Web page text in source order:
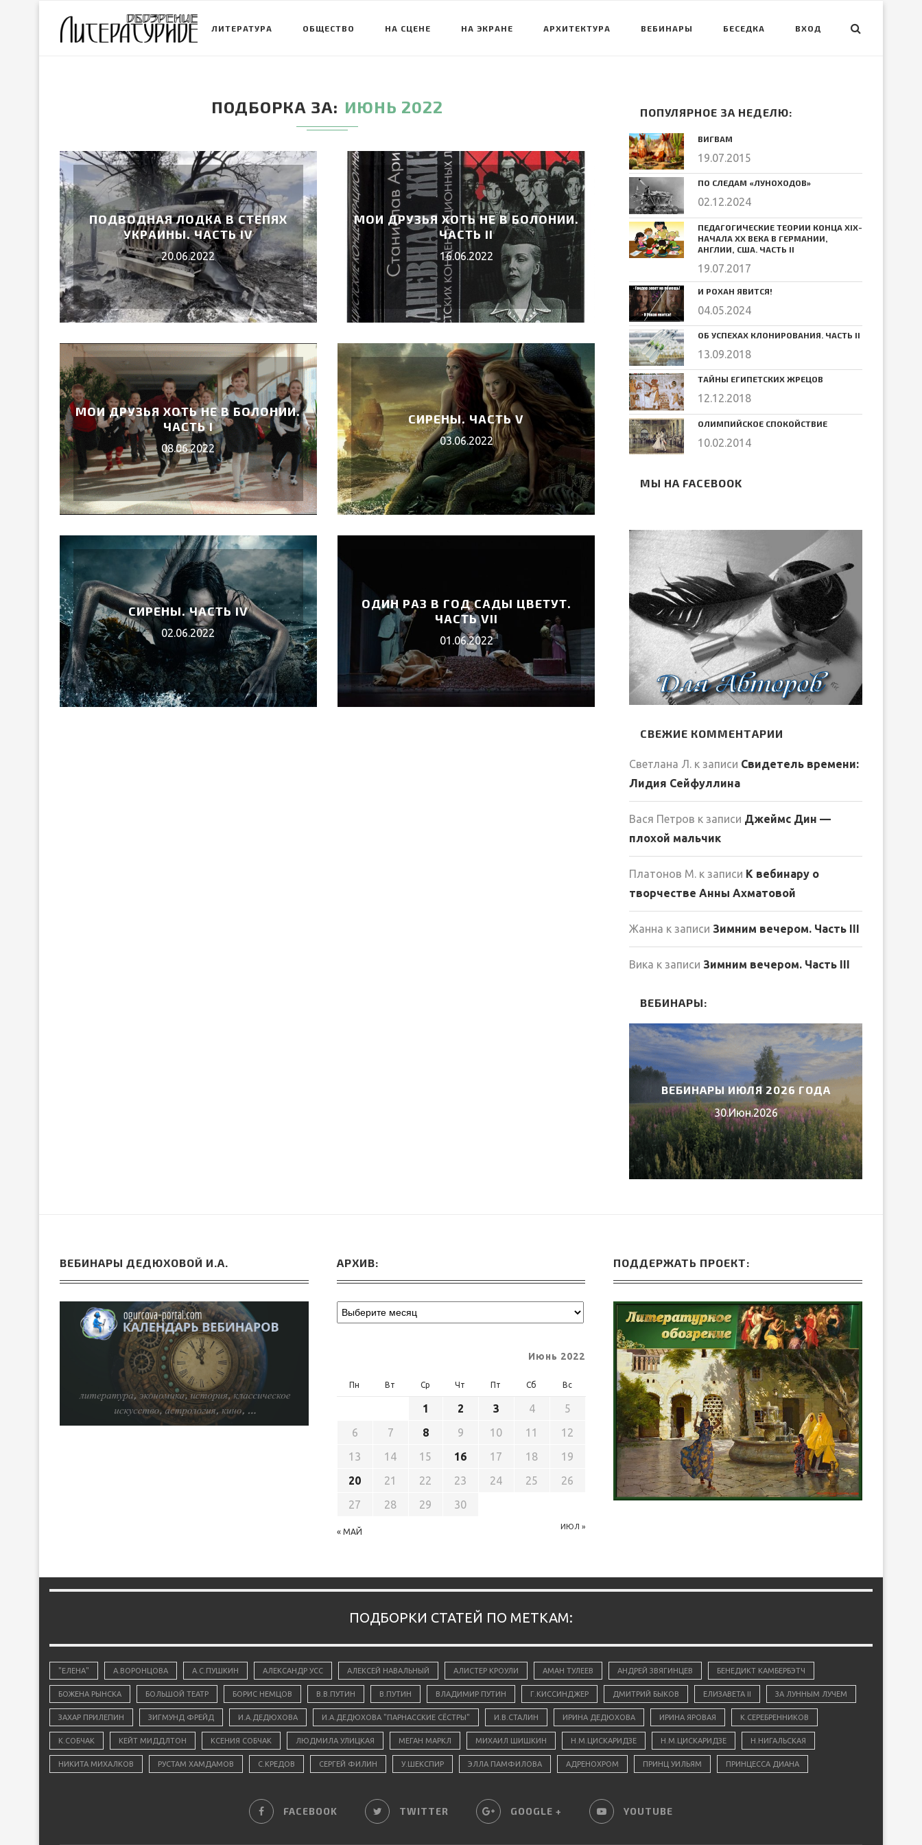
ЛИТЕРАТУРА ОБЩЕСТВО НА СЦЕНЕ НА ЭКРАНЕ АРХИТЕКТУРА ВЕБИНАРЫ БЕСЕДКА ВХОД
ПОДБОРКА ЗА ИЮНЬ 2022
ПОДВОДНАЯ ЛОДКА В СТЕПЯХ
УКРАИНЫ. ЧАСТЬ IV
20.06.2022
МОИ ДРУЗЬЯ ХОТЬ НЕ В БОЛОНИИ.
ЧАСТЬ II
16.06.2022
МОИ ДРУЗЬЯ ХОТЬ НЕ В БОЛОНИИ.
ЧАСТЬ I
08.06.2022
СИРЕНЫ. ЧАСТЬ V
03.06.2022
СИРЕНЫ. ЧАСТЬ IV
02.06.2022
ОДИН РАЗ В ГОД САДЫ ЦВЕТУТ.
ЧАСТЬ VII
01.06.2022
ПОПУЛЯРНОЕ ЗА НЕДЕЛЮ:
ВИГВАМ
19.07.2015
ПО СЛЕДАМ «ЛУНОХОДОВ»
02.12.2024
ПЕДАГОГИЧЕСКИЕ ТЕОРИИ КОНЦА ХIХ-
НАЧАЛА ХХ ВЕКА В ГЕРМАНИИ,
АНГЛИИ, США. ЧАСТЬ II
19.07.2017
И РОХАН ЯВИТСЯ!
04.05.2024
ОБ УСПЕХАХ КЛОНИРОВАНИЯ. ЧАСТЬ II
13.09.2018
ТАЙНЫ ЕГИПЕТСКИХ ЖРЕЦОВ
12.12.2018
ОЛИМПИЙСКОЕ СПОКОЙСТВИЕ
10.02.2014
МЫ НА FACEBOOK
СВЕЖИЕ КОММЕНТАРИИ
Светлана Л. к записи Свидетель времени:
Лидия Сейфуллина
Вася Петров к записи Джеймс Дин —
плохой мальчик
Платонов М. к записи К вебинару о
творчестве Анны Ахматовой
Жанна к записи Зимним вечером. Часть III
Вика к записи Зимним вечером. Часть III
ВЕБИНАРЫ:
ВЕБИНАРЫ ИЮЛЯ 2026 ГОДА
30.Июн.2026
ВЕБИНАРЫ ДЕДЮХОВОЙ И.А. АРХИВ:
Июнь 2022
Пн Вт Ср Чт Пт Сб Вс
« МАЙ
ИЮЛ »
1 2 3 4
5
6
7 8 9 10 11
12
13
14 15 16 17 18
19
20
21 22 23 24 25
26
27
28 29 30
ПОДДЕРЖАТЬ ПРОЕКТ:
ПОДБОРКИ СТАТЕЙ ПО МЕТКАМ:
"ЕЛЕНА" А.ВОРОНЦОВА А.С.ПУШКИН АЛЕКСАНДР УСС АЛЕКСЕЙ НАВАЛЬНЫЙ АЛИСТЕР КРОУЛИ АМАН ТУЛЕЕВ АНДРЕЙ ЗВЯГИНЦЕВ БЕНЕДИКТ КАМБЕРБЭТЧ
БОЖЕНА РЫНСКА БОЛЬШОЙ ТЕАТР БОРИС НЕМЦОВ В.В.ПУТИН В.ПУТИН ВЛАДИМИР ПУТИН Г.КИССИНДЖЕР ДМИТРИЙ БЫКОВ ЕЛИЗАВЕТА II ЗА ЛУННЫМ ЛУЧЕМ
ЗАХАР ПРИЛЕПИН ЗИГМУНД ФРЕЙД И.А.ДЕДЮХОВА И.А.ДЕДЮХОВА "ПАРНАССКИЕ СЁСТРЫ" И.В.СТАЛИН ИРИНА ДЕДЮХОВА ИРИНА ЯРОВАЯ К.СЕРЕБРЕННИКОВ
К.СОБЧАК КЕЙТ МИДДЛТОН КСЕНИЯ СОБЧАК ЛЮДМИЛА УЛИЦКАЯ МЕГАН МАРКЛ МИХАИЛ ШИШКИН Н.М.ЦИСКАРИДЗЕ Н.М.ЦИСКАРИДЗЕ Н.НИГАЛЬСКАЯ
НИКИТА МИХАЛКОВ РУСТАМ ХАМДАМОВ С.КРЕДОВ СЕРГЕЙ ФИЛИН У.ШЕКСПИР ЭЛЛА ПАМФИЛОВА АДРЕНОХРОМ ПРИНЦ УИЛЬЯМ ПРИНЦЕССА ДИАНА
FACEBOOK TWITTER GOOGLE + YOUTUBE